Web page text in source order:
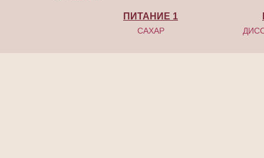
ПИТАНИЕ 1
САХАР